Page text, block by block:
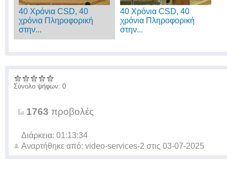
40 Χρόνια CSD, 40
χρόνια Πληροφορική
στην...
40 Χρόνια CSD, 40
χρόνια Πληροφορική
στην...
Σύνολο ψήφων: 0
1763 προβολές
Διάρκεια: 01:13:34
Αναρτήθηκε από: video-services-2 στις 03-07-2025